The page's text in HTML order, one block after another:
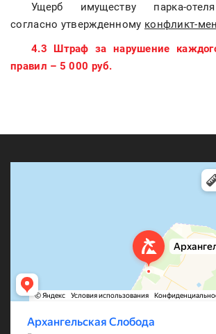
Ущерб имуществу парка-
согласно утвержденному конфликт-
4.3 Штраф за нарушение
правил – 5 000 руб.